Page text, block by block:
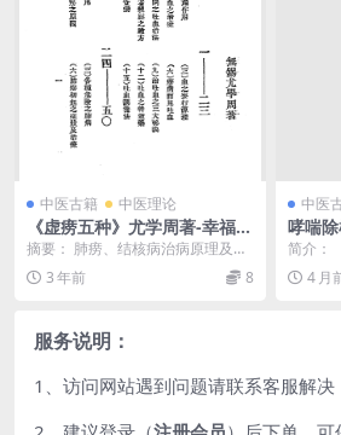
中医古籍 中医理论
《虚痨五种》尤学周著-幸福书
局-1931-肺痨下载
摘要： 肺痨、结核病治病原理及治
疗方法，后附中医配方。虚痨五种p
df下载 截图：...
3 年前 8
中医
哮喘
民国
简介：
期的一
家郭纶
4 月
服务说明：
1、访问网站遇到问题请联系客服解决